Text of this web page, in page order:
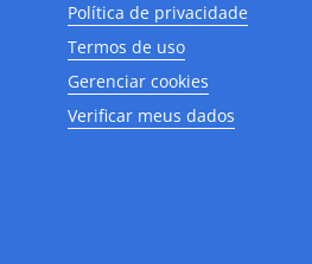
Política de privacidade
Termos de uso
Gerenciar cookies
Verificar meus dados